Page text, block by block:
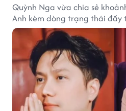
Quỳnh Nga vừa chia sẻ
Anh kèm dòng trạng thái đầy